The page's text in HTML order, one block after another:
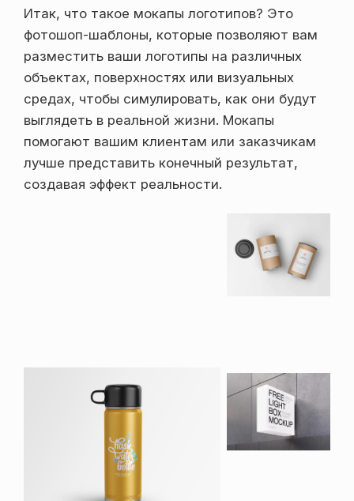
Итак, что такое мокапы логотипов? Это
фотошоп-шаблоны, которые позволяют вам
разместить ваши логотипы на различных
объектах, поверхностях или визуальных
средах, чтобы симулировать, как они будут
выглядеть в реальной жизни. Мокапы
помогают вашим клиентам или заказчикам
лучше представить конечный результат,
создавая эффект реальности.